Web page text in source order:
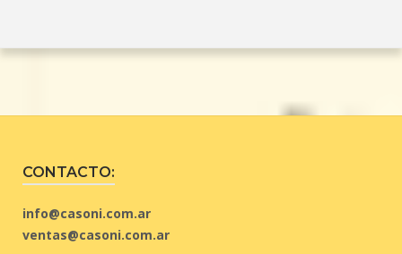
CONTACTO:
info@casoni.com.ar
ventas@casoni.com.ar